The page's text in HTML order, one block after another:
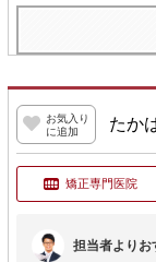
お気入り
に追加
たか
矯正専門医院
担当者よりお